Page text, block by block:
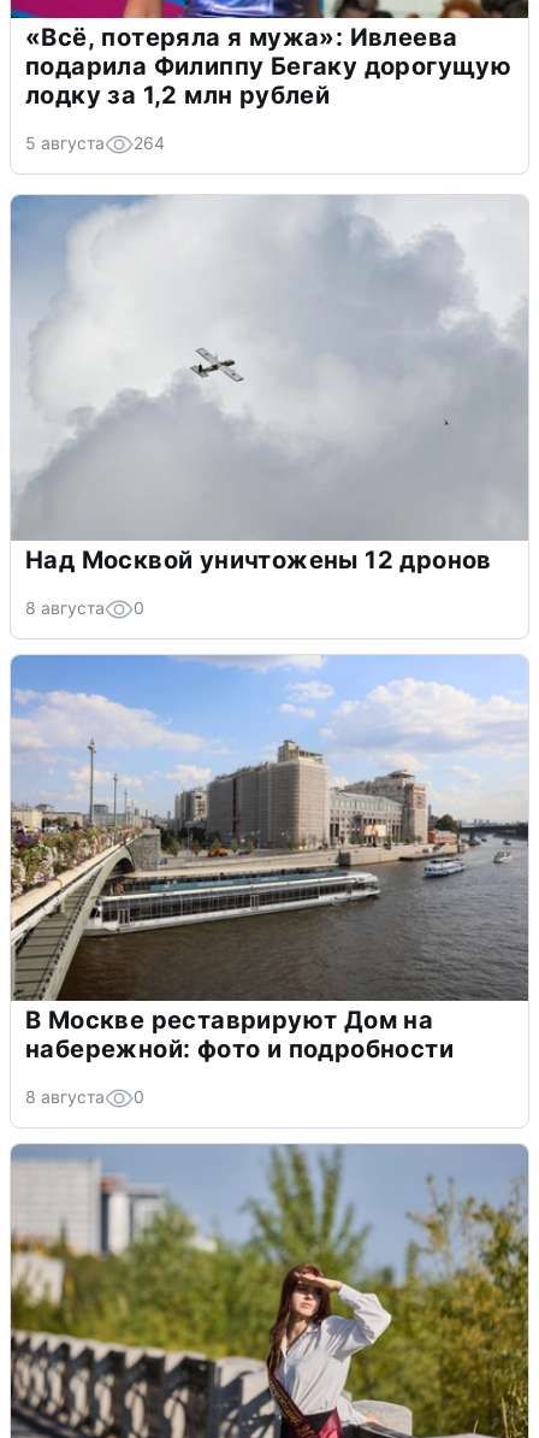
«Всё, потеряла я мужа»: Ивлеева
подарила Филиппу Бегаку дорогущую
лодку за 1,2 млн рублей
5 августа 264
Над Москвой уничтожены 12 дронов
8 августа 0
В Москве реставрируют Дом на
набережной: фото и подробности
8 августа 0